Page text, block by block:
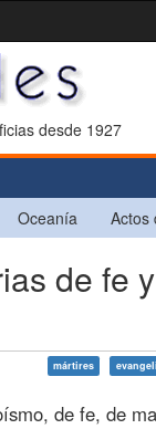
desde 1927
Oceanía Actos
de fe
mártires
de fe, de